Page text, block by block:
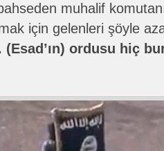
muhalif
için gelenleri şöyle
ordusu hiç